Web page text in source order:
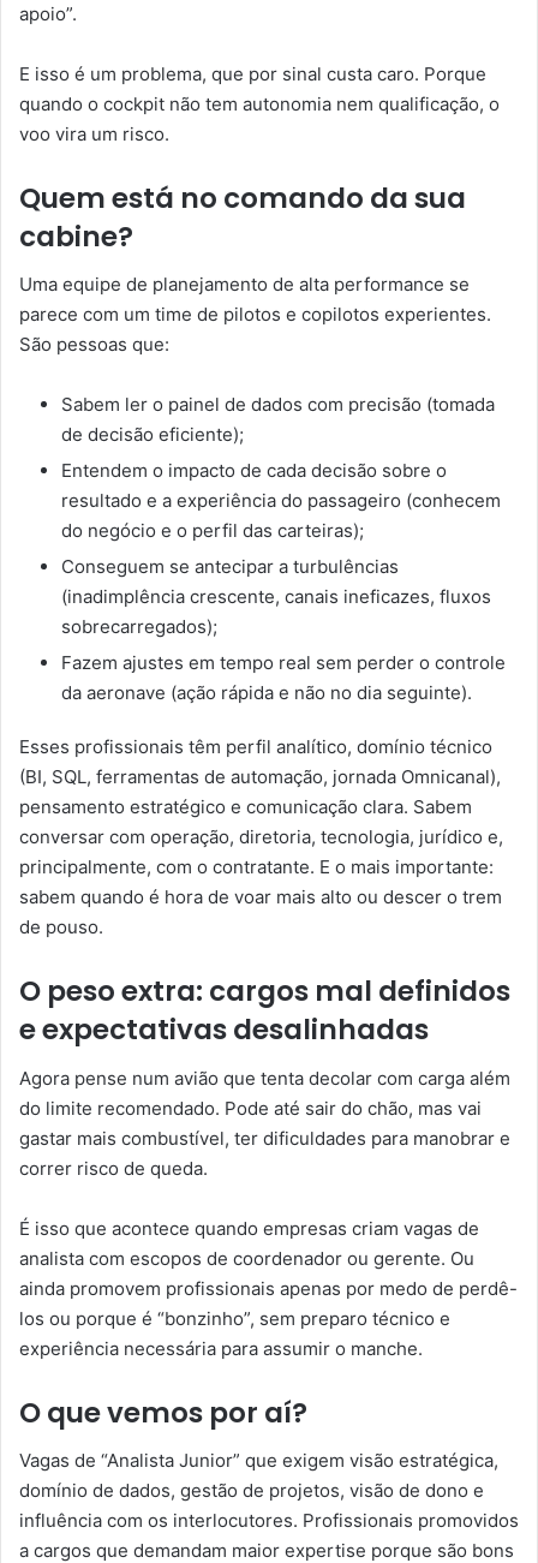
apoio”.
E isso é um problema, que por sinal custa caro. Porque
quando o cockpit não tem autonomia nem qualificação, o
voo vira um risco.
Quem está no comando da sua
cabine?
Uma equipe de planejamento de alta performance se
parece com um time de pilotos e copilotos experientes.
São pessoas que:
Sabem ler o painel de dados com precisão (tomada
de decisão eficiente);
Entendem o impacto de cada decisão sobre o
resultado e a experiência do passageiro (conhecem
do negócio e o perfil das carteiras);
Conseguem se antecipar a turbulências
(inadimplência crescente, canais ineficazes, fluxos
sobrecarregados);
Fazem ajustes em tempo real sem perder o controle
da aeronave (ação rápida e não no dia seguinte).
Esses profissionais têm perfil analítico, domínio técnico
(BI, SQL, ferramentas de automação, jornada Omnicanal),
pensamento estratégico e comunicação clara. Sabem
conversar com operação, diretoria, tecnologia, jurídico e,
principalmente, com o contratante. E o mais importante:
sabem quando é hora de voar mais alto ou descer o trem
de pouso.
O peso extra: cargos mal definidos
e expectativas desalinhadas
Agora pense num avião que tenta decolar com carga além
do limite recomendado. Pode até sair do chão, mas vai
gastar mais combustível, ter dificuldades para manobrar e
correr risco de queda.
É isso que acontece quando empresas criam vagas de
analista com escopos de coordenador ou gerente. Ou
ainda promovem profissionais apenas por medo de perdê-
los ou porque é “bonzinho”, sem preparo técnico e
experiência necessária para assumir o manche.
O que vemos por aí?
Vagas de “Analista Junior” que exigem visão estratégica,
domínio de dados, gestão de projetos, visão de dono e
influência com os interlocutores. Profissionais promovidos
a cargos que demandam maior expertise porque são bons